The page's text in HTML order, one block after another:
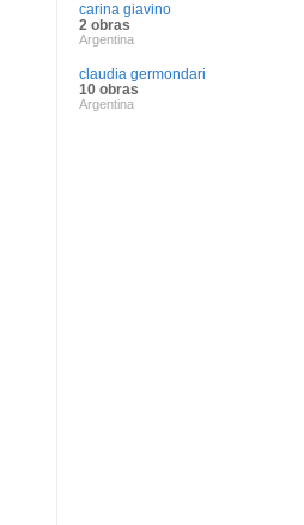
carina giavino
2 obras
Argentina
claudia germondari
10 obras
Argentina